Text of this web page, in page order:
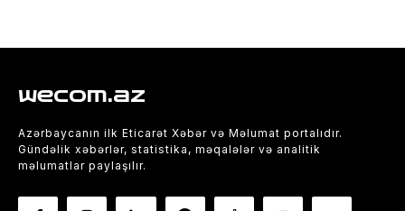
wecom.az
Azərbaycanın ilk Eticarət Xəbər və Məlumat portalıdır.
Gündəlik xəbərlər, statistika, məqalələr və analitik
məlumatlar paylaşılır.